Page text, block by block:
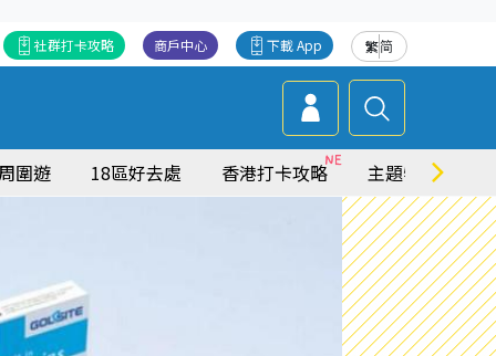
繁简
下載 App
商戶中心
社群打卡攻略
圍遊 18區好去處 香港打卡攻略 主題特集